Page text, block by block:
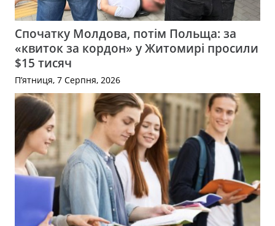
Спочатку Молдова, потім Польща: за
«квиток за кордон» у Житомирі просили
$15 тисяч
П’ятниця, 7 Серпня, 2026